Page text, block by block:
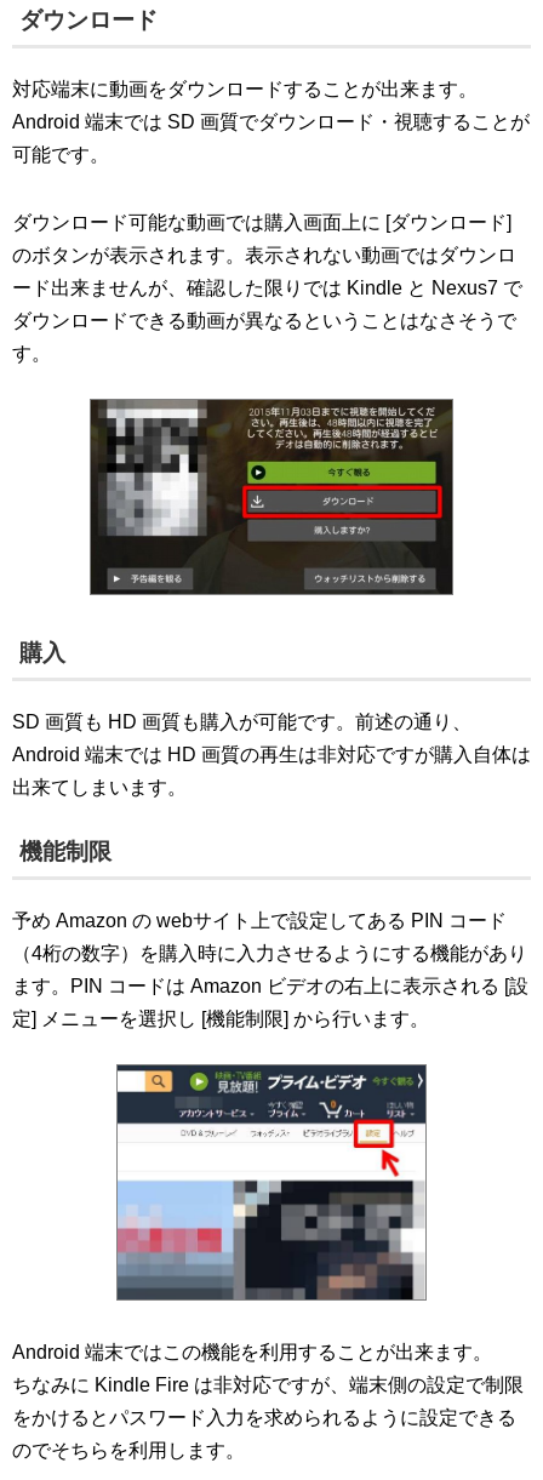
ダウンロード
対応端末に動画をダウンロードすることが出来ます。
Android 端末では SD 画質でダウンロード・視聴することが
可能です。
ダウンロード可能な動画では購入画面上に [ダウンロード]
のボタンが表示されます。表示されない動画ではダウンロ
ード出来ませんが、確認した限りでは Kindle と Nexus7 で
ダウンロードできる動画が異なるということはなさそうで
す。
購入
SD 画質も HD 画質も購入が可能です。前述の通り、
Android 端末では HD 画質の再生は非対応ですが購入自体は
出来てしまいます。
機能制限
予め Amazon の webサイト上で設定してある PIN コード
（4桁の数字）を購入時に入力させるようにする機能があり
ます。PIN コードは Amazon ビデオの右上に表示される [設
定] メニューを選択し [機能制限] から行います。
Android 端末ではこの機能を利用することが出来ます。
ちなみに Kindle Fire は非対応ですが、端末側の設定で制限
をかけるとパスワード入力を求められるように設定できる
のでそちらを利用します。